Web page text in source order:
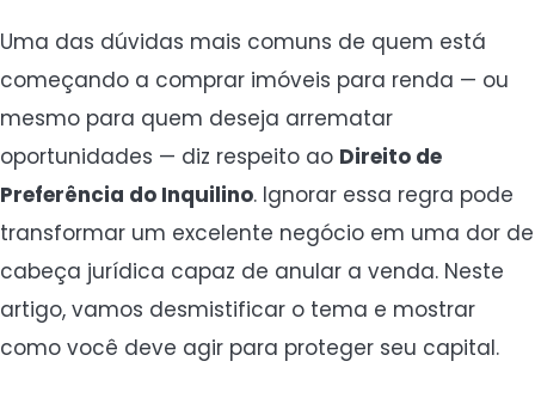
Uma das dúvidas mais comuns de quem está
começando a comprar imóveis para renda — ou
mesmo para quem deseja arrematar
oportunidades — diz respeito ao Direito de
Preferência do Inquilino. Ignorar essa regra pode
transformar um excelente negócio em uma dor de
cabeça jurídica capaz de anular a venda. Neste
artigo, vamos desmistificar o tema e mostrar
como você deve agir para proteger seu capital.